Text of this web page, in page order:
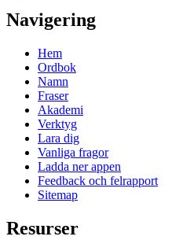
Navigering
Hem
Ordbok
Namn
Fraser
Akademi
Verktyg
Lara dig
Vanliga fragor
Ladda ner appen
Feedback och felrapport
Sitemap
Resurser